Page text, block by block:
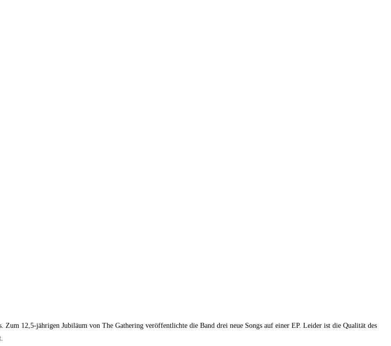
Zum 12,5-jährigen Jubiläum von The Gathering veröffentlichte die Band drei neue Songs auf einer EP. Leider ist die Qualität des